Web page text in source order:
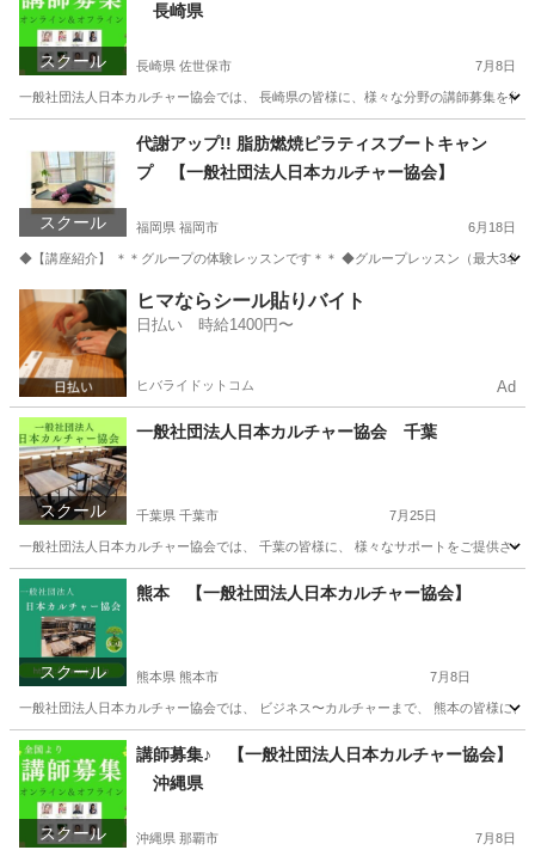
スクール
長崎県
長崎県 佐世保市 7月8日
一般社団法人日本カルチャー協会では、 長崎県の皆様に、様々な分野の講師募集を
生活知識 オンライン
スクール
代謝アップ!! 脂肪燃焼ピラティスブートキャン
プ 【一般社団法人日本カルチャー協会】
福岡県 福岡市 6月18日
◆【講座紹介】 ＊＊グループの体験レッスンです＊＊ ◆グループレッスン（最大3名
福岡 福岡市 ヨガ カルチャー
ヒマならシール貼りバイト
日払い 時給1400円〜
ヒバライドットコム Ad
スクール
一般社団法人日本カルチャー協会 千葉
千葉県 千葉市 7月25日
一般社団法人日本カルチャー協会では、 千葉の皆様に、 様々なサポートをご提供さ
千葉 千葉市 その他 オンライン
スクール
熊本 【一般社団法人日本カルチャー協会】
熊本県 熊本市 7月8日
一般社団法人日本カルチャー協会では、 ビジネス〜カルチャーまで、 熊本の皆様に
熊本 熊本市 生活知識 熊本 生活知識 カルチャー
スクール
講師募集♪ 【一般社団法人日本カルチャー協会】
沖縄県
沖縄県 那覇市 7月8日